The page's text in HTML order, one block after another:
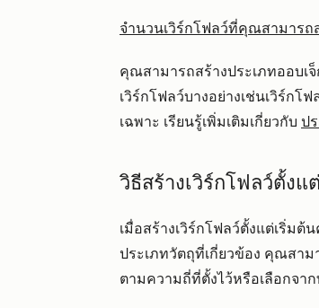
จำนวนเวิร์กโฟลว์ที่คุณสามารถ
คุณสามารถสร้างประเภทออบเ
เวิร์กโฟลว์บางอย่างเช่นเวิร์ก
เฉพาะ เรียนรู้เพิ่มเติมเกี่ยวกับ ป
วิธีสร้างเวิร์กโฟลว์ตั้งแ
เมื่อสร้างเวิร์กโฟลว์ตั้งแต่เริ่ม
ประเภทวัตถุที่เกี่ยวข้อง คุณสาม
ตามความถี่ที่ตั้งไว้หรือเลือกจา